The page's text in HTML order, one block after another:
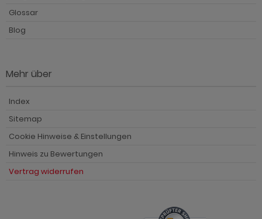
Glossar
Blog
Mehr über
Index
Sitemap
Cookie Hinweise & Einstellungen
Hinweis zu Bewertungen
Vertrag widerrufen